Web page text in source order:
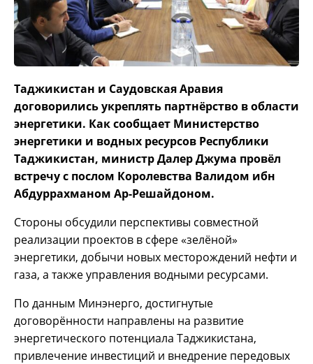
Таджикистан и Саудовская Аравия
договорились укреплять партнёрство в области
энергетики. Как сообщает Министерство
энергетики и водных ресурсов Республики
Таджикистан, министр Далер Джума провёл
встречу с послом Королевства Валидом ибн
Абдуррахманом Ар-Решайдоном.
Стороны обсудили перспективы совместной
реализации проектов в сфере «зелёной»
энергетики, добычи новых месторождений нефти и
газа, а также управления водными ресурсами.
По данным Минэнерго, достигнутые
договорённости направлены на развитие
энергетического потенциала Таджикистана,
привлечение инвестиций и внедрение передовых